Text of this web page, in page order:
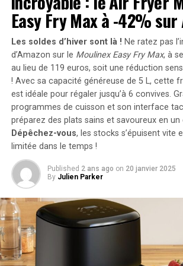
capables de simuler des interactions
systèmes informatiques, des questions
et de responsabilité se posent. Les
être clairement informés lorsqu’ils
une IA plutôt qu’avec un humain, en
des scénarios professionnels ou à
potentiel des agents IA à prendre des
au nom des utilisateurs soulève
préoccupations en matière de
devront être abordées à mesure que la
évolue.
La décision de Microsoft de rendre le
Arena open source est un pas positif
développement collaboratif et
technologies. Cependant, cela signifie
des acteurs moins scrupuleux
plateforme pour développer des
malveillantes, soulignant la nécessité
portant ainsi la puissance totale à un
2400 watts . Pour les utilisateurs
de stockage énergétique, il est possible
jusqu’à cinq batteries supplémentaires
kilowattheure chacune, augmentant la
9,6 kilowattheures.
Intégration dans un
Intelligent
Le Solarbank 2 AC s’intègre
écosystème énergétique intelligent grâce
compatibilité avec le compteur Anker
les prises intelligentes proposées par
fonctionnalité permet une gestion
consommation électrique tout en
énergétiques inutiles. De plus, Anker
d’étendre cette compatibilité aux
Easy Fry Max à -42% sur
Les soldes d’hiver sont là ! Ne ratez pas
d’Amazon sur le Moulinex Easy Fry Max, à
au lieu de 119 euros, soit une réduction
! Avec sa capacité généreuse de 5 L, cette
est idéale pour régaler jusqu’à 6 convives.
programmes de cuisson et son interface
préparez des plats sains et savoureux en un
Dépêchez-vous, les stocks s’épuisent
limitée dans le temps !
Published 2 ans ago on 20 janvier 2025
By Julien Parker